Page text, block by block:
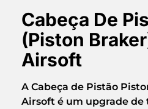
Cabeça De
(Piston
Airsoft
A Cabeça de Pistão
Airsoft é um upgrade